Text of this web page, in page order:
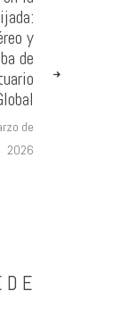
y
de
de
2026